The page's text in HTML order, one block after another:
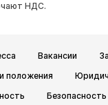
НДС.
Вакансии
положения